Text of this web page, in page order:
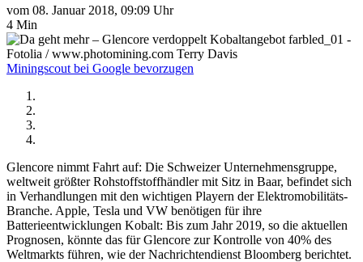
vom 08. Januar 2018, 09:09 Uhr
4 Min
farbled_01 -
Fotolia / www.photomining.com Terry Davis
Miningscout bei Google bevorzugen
Glencore nimmt Fahrt auf: Die Schweizer Unternehmensgruppe,
weltweit größter Rohstoffstoffhändler mit Sitz in Baar, befindet sich
in Verhandlungen mit den wichtigen Playern der Elektromobilitäts-
Branche. Apple, Tesla und VW benötigen für ihre
Batterieentwicklungen Kobalt: Bis zum Jahr 2019, so die aktuellen
Prognosen, könnte das für Glencore zur Kontrolle von 40% des
Weltmarkts führen, wie der Nachrichtendienst Bloomberg berichtet.